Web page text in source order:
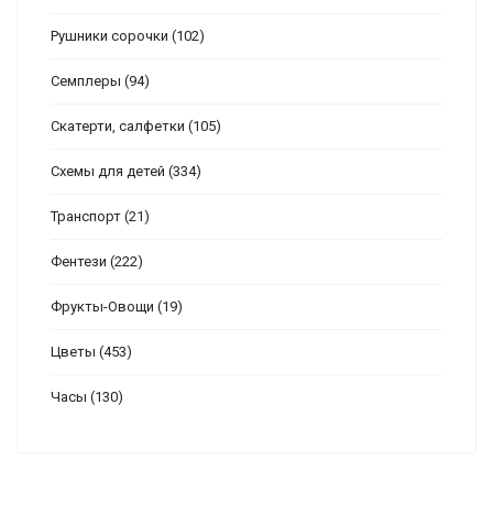
Рушники сорочки (102)
Семплеры (94)
Скатерти, салфетки (105)
Схемы для детей (334)
Транспорт (21)
Фентези (222)
Фрукты-Овощи (19)
Цветы (453)
Часы (130)